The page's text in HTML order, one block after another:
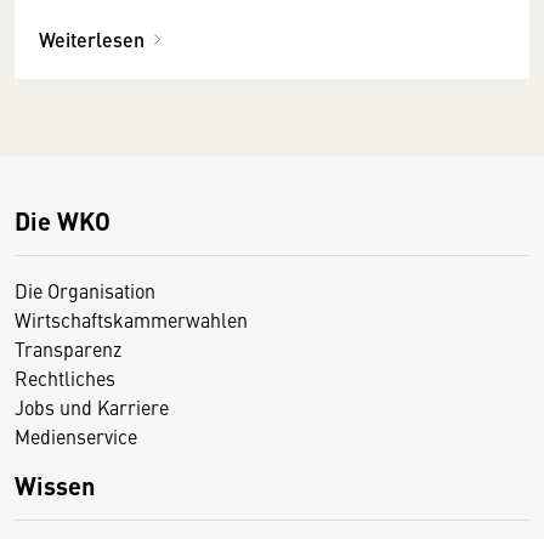
Weiterlesen
Die WKO
Die Organisation
Wirtschaftskammerwahlen
Transparenz
Rechtliches
Jobs und Karriere
Medienservice
Wissen